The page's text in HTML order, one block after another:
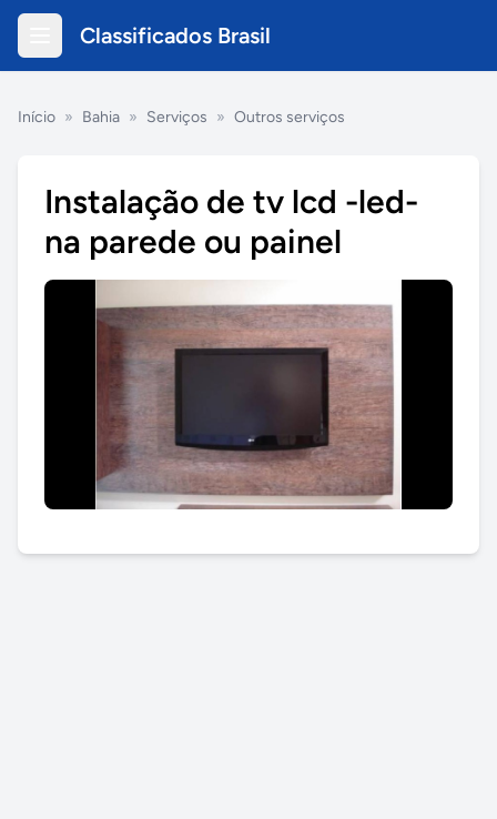
Classificados Brasil
Início » Bahia » Serviços » Outros serviços
Instalação de tv lcd -led-
na parede ou painel